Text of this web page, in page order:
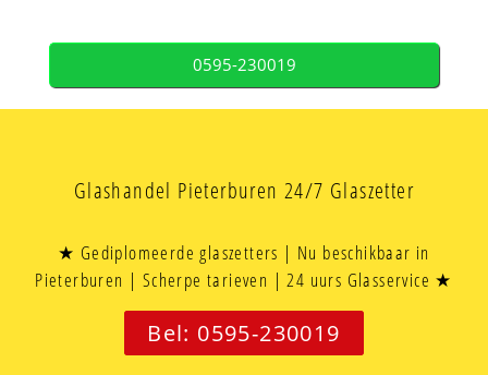
0595-230019
Glashandel Pieterburen 24/7 Glaszetter
★ Gediplomeerde glaszetters | Nu beschikbaar in
Pieterburen | Scherpe tarieven | 24 uurs Glasservice ★
Bel: 0595-230019